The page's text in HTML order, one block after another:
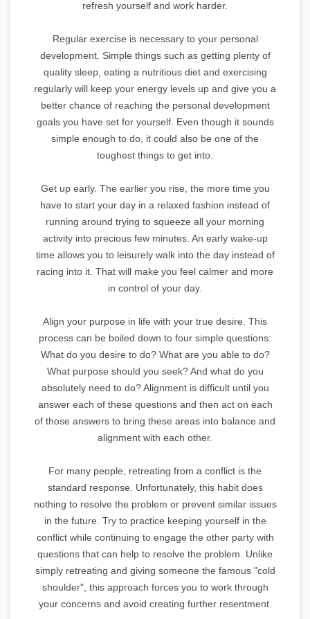
refresh yourself and work harder.
Regular exercise is necessary to your personal
development. Simple things such as getting plenty of
quality sleep, eating a nutritious diet and exercising
regularly will keep your energy levels up and give you a
better chance of reaching the personal development
goals you have set for yourself. Even though it sounds
simple enough to do, it could also be one of the
toughest things to get into.
Get up early. The earlier you rise, the more time you
have to start your day in a relaxed fashion instead of
running around trying to squeeze all your morning
activity into precious few minutes. An early wake-up
time allows you to leisurely walk into the day instead of
racing into it. That will make you feel calmer and more
in control of your day.
Align your purpose in life with your true desire. This
process can be boiled down to four simple questions:
What do you desire to do? What are you able to do?
What purpose should you seek? And what do you
absolutely need to do? Alignment is difficult until you
answer each of these questions and then act on each
of those answers to bring these areas into balance and
alignment with each other.
For many people, retreating from a conflict is the
standard response. Unfortunately, this habit does
nothing to resolve the problem or prevent similar issues
in the future. Try to practice keeping yourself in the
conflict while continuing to engage the other party with
questions that can help to resolve the problem. Unlike
simply retreating and giving someone the famous "cold
shoulder", this approach forces you to work through
your concerns and avoid creating further resentment.